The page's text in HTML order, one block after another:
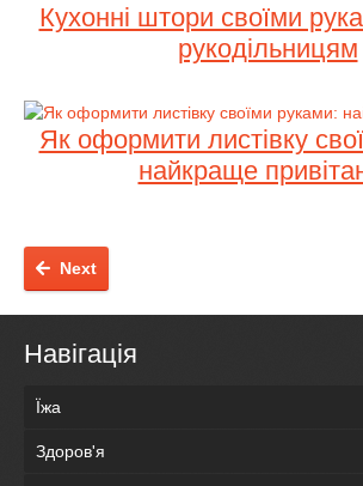
Кухонні штори своїми
рукодільницям
Як оформити листівку
найкраще
Next
Навігація
Їжа
Здоров'я